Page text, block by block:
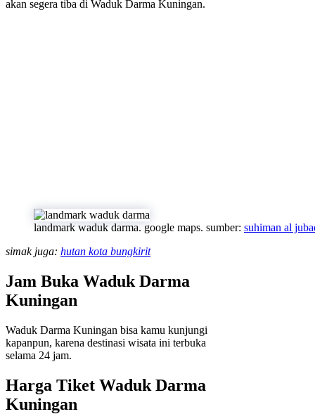
akan segera tiba di Waduk Darma Kuningan.
landmark waduk darma. google maps. sumber: suhiman al
simak juga: hutan kota bungkirit
Jam Buka Waduk Darma
Kuningan
Waduk Darma Kuningan bisa kamu kunjungi
kapanpun, karena destinasi wisata ini terbuka
selama 24 jam.
Harga Tiket Waduk Darma
Kuningan